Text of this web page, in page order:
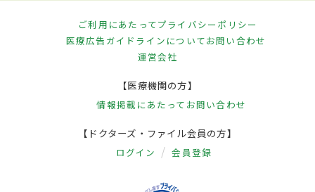
ご利用にあたってプライバシーポリシー
医療広告ガイドラインについてお問い合わせ
運営会社
【医療機関の方】
情報掲載にあたって お問い合わせ
【ドクターズ・ファイル会員の方】
ログイン 会員登録